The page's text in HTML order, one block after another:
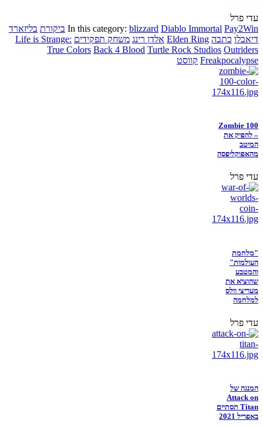
עדי פרל
In this category: blizzard Diablo Immortal Pay2Win ביקורת בליזארד
דיאבלו כתבה Elden Ring אלדן רינג משחק תפקידים Life is Strange:
True Colors Back 4 Blood Turtle Rock Studios Outriders
Freakpocalypse קווסט
Zombie 100
– להפיק את
המיטב
מהאפוקליפסה
עדי פרל
"מלחמת
העולמות"
והמטבע
שהוציא את
מעריצי וולס
למלחמה
עדי פרל
המנגה של
Attack on
Titan תסתיים
באפריל 2021